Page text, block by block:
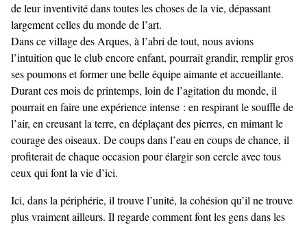
de leur inventivité dans toutes les choses de la vie, dépassant
largement celles du monde de l’art.
Dans ce village des Arques, à l’abri de tout, nous avions
l’intuition que le club encore enfant, pourrait grandir, remplir gros
ses poumons et former une belle équipe aimante et accueillante.
Durant ces mois de printemps, loin de l’agitation du monde, il
pourrait en faire une expérience intense : en respirant le souffle de
l’air, en creusant la terre, en déplaçant des pierres, en mimant le
courage des oiseaux. De coups dans l’eau en coups de chance, il
profiterait de chaque occasion pour élargir son cercle avec tous
ceux qui font la vie d’ici.
Ici, dans la périphérie, il trouve l’unité, la cohésion qu’il ne trouve
plus vraiment ailleurs. Il regarde comment font les gens dans les